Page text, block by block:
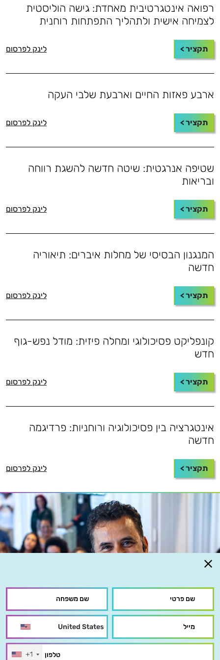
רפואה אינטגרטיבית מאחדת: גישה הוליסטית
לצמיחה אישית ולתהליך התפתחות רוחנית
תקציר > לינק לפרסום
ארבע פאזות החיים וארבעת שלבי העקה
תקציר > לינק לפרסום
שטיפה אנרגטית: שיטה חדשה להשגת רווחה
ובריאות
תקציר > לינק לפרסום
המנגנון הבסיסי של מחלות איברים: תיאוריה
חדשה
תקציר > לינק לפרסום
קונפליקט פסיכולוגי ומחלה פיזית: מודל נפש-גוף
חדש
תקציר > לינק לפרסום
אינטגרציה בין פסיכולוגיה ורוחניות: פרדיגמה
חדשה
תקציר > לינק לפרסום
+1